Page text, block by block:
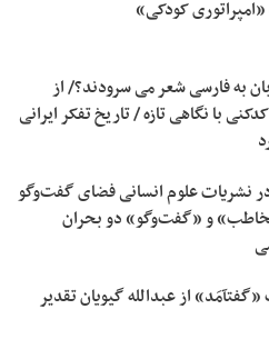
کودکی»
به فارسی شعر می سرودند؟/ از
با نگاهی تازه / تاریخ تفکر ایرانی
نشریات علوم انسانی فضای گفت‌وگو
و «گفت‌وگو» دو بحران
از عبدالله گیویان تقدیر